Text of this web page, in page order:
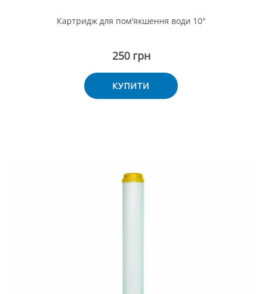
Картридж для пом'якшення води 10"
250 грн
КУПИТИ